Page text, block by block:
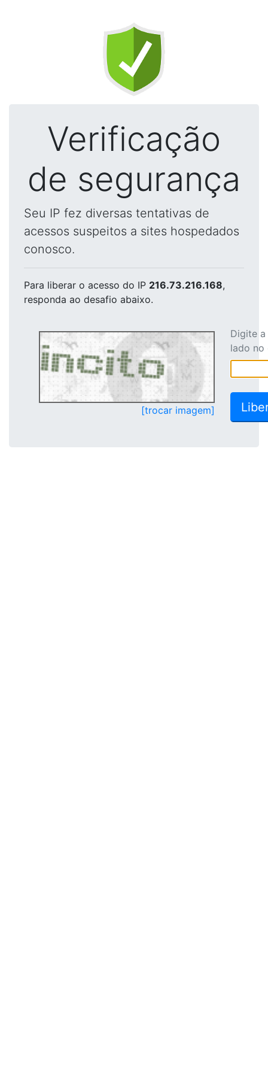
Verificação
de segurança
Seu IP fez diversas tentativas de
acessos suspeitos a sites hospedados
conosco.
Para liberar o acesso do IP 216.73.216.168,
responda ao desafio abaixo.
[trocar imagem]
Digite
lado no